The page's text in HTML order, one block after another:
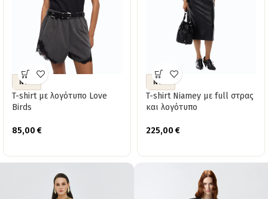
NEW
T-shirt με λογότυπο Love
Birds
85,00 €
NEW
T-shirt Niamey με full στρας
και λογότυπο
225,00 €